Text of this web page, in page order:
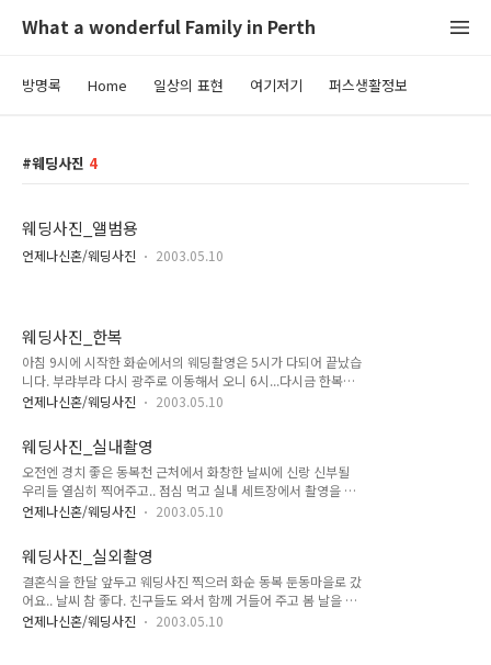
What a wonderful Family in Perth
방명록 Home 일상의 표현 여기저기 퍼스생활정보
웨딩사진 4
웨딩사진_앨범용
언제나신혼/웨딩사진 2003.05.10
웨딩사진_한복
아침 9시에 시작한 화순에서의 웨딩촬영은 5시가 다되어 끝났습
니다. 부랴부랴 다시 광주로 이동해서 오니 6시...다시금 한복촬
영까지...모델은 아무나 하는게 아니군요... 한복사진은 앨범용은
언제나신혼/웨딩사진 2003.05.10
웨딩사진_실내촬영
오전엔 경치 좋은 동복천 근처에서 화창한 날씨에 신랑 신부될
우리들 열심히 찍어주고.. 점심 먹고 실내 세트장에서 촬영을 했
어요... 점심먹은 후라서 나른 하긴 했지만 오전에 풀어놓은 안면
고 무슨 옷을 이렇게 매번 갈아 입는지..???
언제나신혼/웨딩사진 2003.05.10
웨딩사진_실외촬영
결혼식을 한달 앞두고 웨딩사진 찍으러 화순 동복 둔동마을로 갔
어요.. 날씨 참 좋다. 친구들도 와서 함께 거들어 주고 봄 날을 만
끽했습니다. 맛있는 점심도 먹고.. 사진찍는게 이렇게 힘든거였
언제나신혼/웨딩사진 2003.05.10